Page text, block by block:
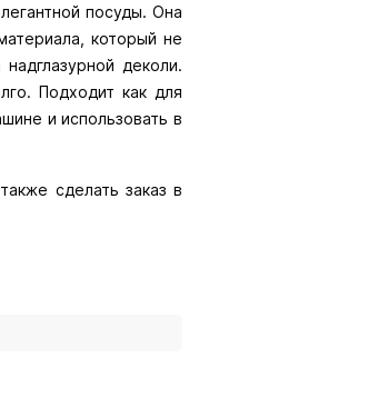
посуды. Она
который не
деколи.
Подходит как для
и использовать в
сделать заказ в